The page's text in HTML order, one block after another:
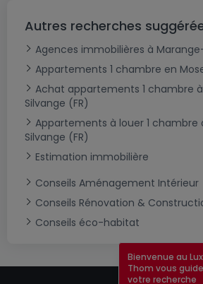
Autres recherches
Agences immobilières à
Appartements 1 chambre en
Achat appartements 1 chambre
Silvange (FR)
Appartements à louer 1 chambre
Silvange (FR)
Estimation immobilière
Conseils Aménagement Intérieur
Conseils Rénovation &
Conseils éco-habitat
Bienvenue au
Thom vous
votre recherche